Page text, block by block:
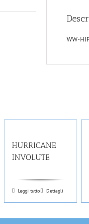
WW-HIF
HURRICANE
INVOLUTE
Leggi tutto Dettagli